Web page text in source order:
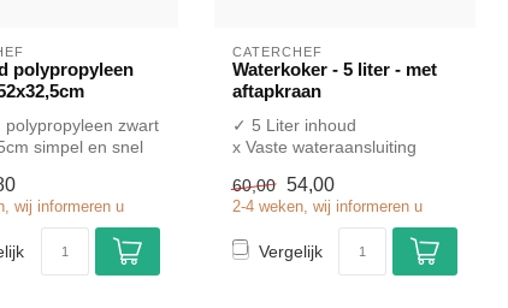
polypropyleen
polypropyleen zwart
simpel en snel
wij informeren u
CATERCHEF
Waterkoker - 5 liter - met
aftapkraan
✓ 5 Liter inhoud
x Vaste wateraansluiting
60,00 54,00
2-4 weken, wij informeren u
Vergelijk